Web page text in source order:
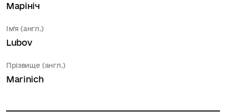
Марініч
Ім'я (англ.)
Lubov
Прізвище (англ.)
Marinich